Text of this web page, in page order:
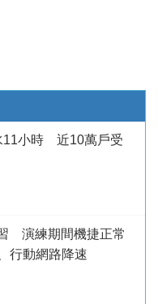
11小時 近10萬戶受
演練期間機捷正常
行動網路降速